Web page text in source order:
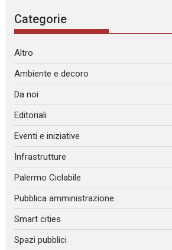
Categorie
Altro
Ambiente e decoro
Da noi
Editoriali
Eventi e iniziative
Infrastrutture
Palermo Ciclabile
Pubblica amministrazione
Smart cities
Spazi pubblici